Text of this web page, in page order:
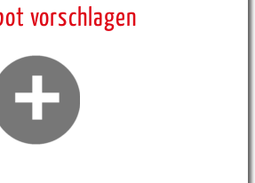
vorschlagen